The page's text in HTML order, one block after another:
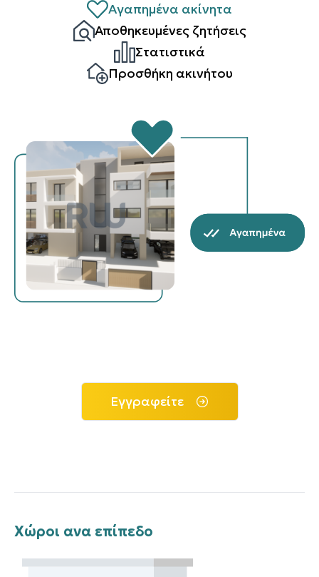
Αγαπημένα ακίνητα
Αποθηκευμένες ζητήσεις
Στατιστικά
Προσθήκη ακινήτου
Εγγραφείτε
Χώροι ανα επίπεδο